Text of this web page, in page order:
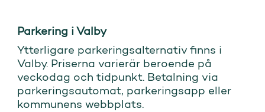
Parkering i Valby
Ytterligare parkeringsalternativ finns i
Valby. Priserna varierär beroende på
veckodag och tidpunkt. Betalning via
parkeringsautomat, parkeringsapp eller
kommunens webbplats.